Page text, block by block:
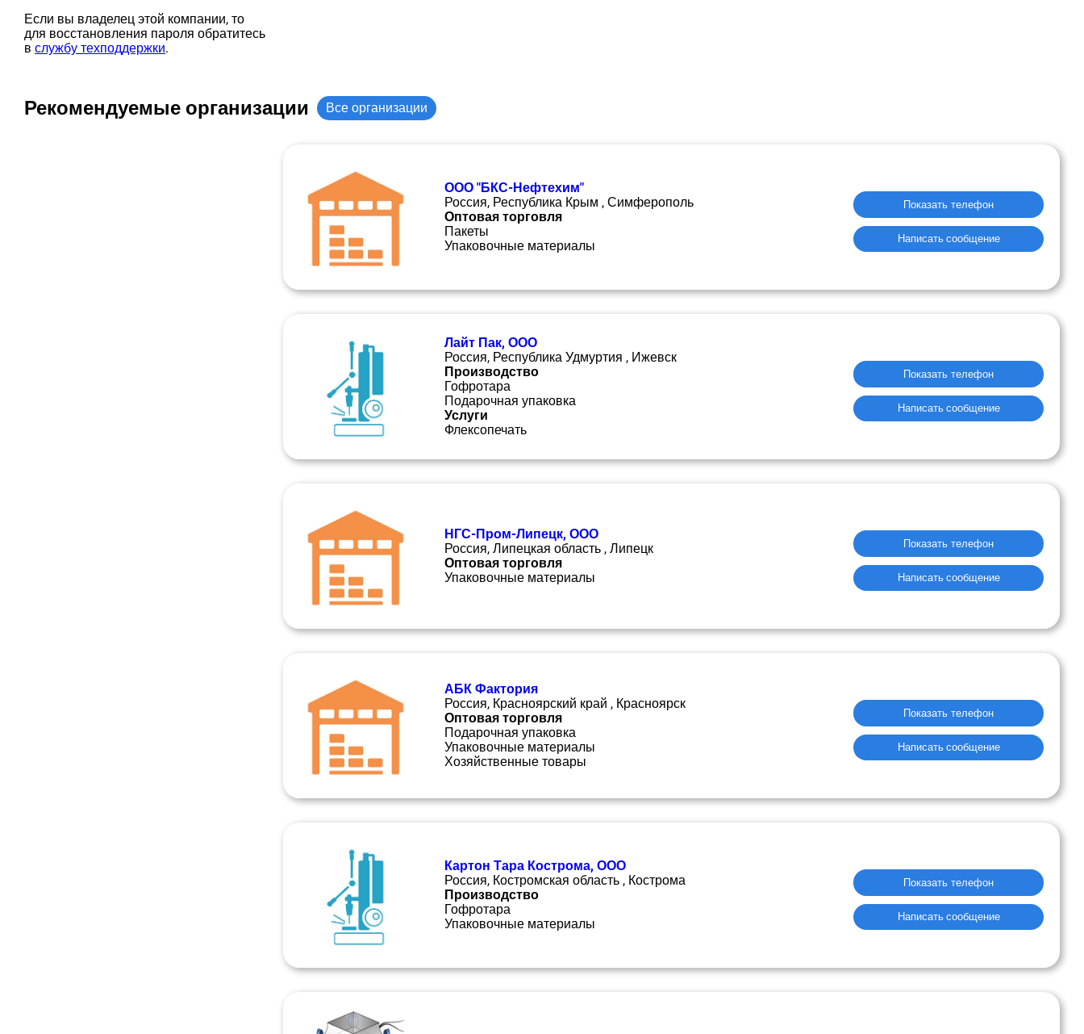
Если вы владелец этой компании, то
для восстановления пароля обратитесь
в службу техподдержки.
Рекомендуемые организации Все организации
ООО "БКС-Нефтехим"
Россия, Республика Крым , Симферополь
Оптовая торговля
Пакеты
Упаковочные материалы
Показать телефон
Написать сообщение
Лайт Пак, ООО
Россия, Республика Удмуртия , Ижевск
Производство
Гофротара
Подарочная упаковка
Услуги
Флексопечать
Показать телефон
Написать сообщение
НГС-Пром-Липецк, ООО
Россия, Липецкая область , Липецк
Оптовая торговля
Упаковочные материалы
Показать телефон
Написать сообщение
АБК Фактория
Россия, Красноярский край , Красноярск
Оптовая торговля
Подарочная упаковка
Упаковочные материалы
Хозяйственные товары
Показать телефон
Написать сообщение
Картон Тара Кострома, ООО
Россия, Костромская область , Кострома
Производство
Гофротара
Упаковочные материалы
Показать телефон
Написать сообщение